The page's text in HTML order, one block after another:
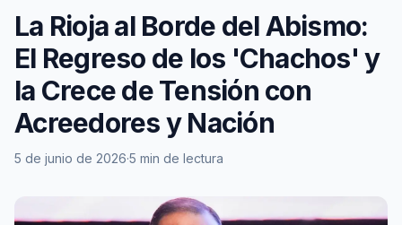
La Rioja al Borde del Abismo:
El Regreso de los 'Chachos' y
la Crece de Tensión con
Acreedores y Nación
5 de junio de 2026·5 min de lectura